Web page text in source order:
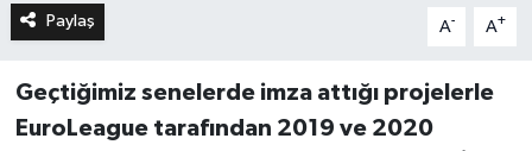
Paylaş A- A+
Geçtiğimiz senelerde imza attığı projelerle
EuroLeague tarafından 2019 ve 2020